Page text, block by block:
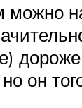
можно
дороже
он